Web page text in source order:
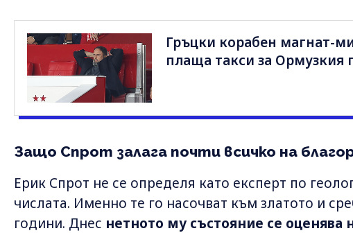
Гръцки корабен магнат-
плаща такси за Ормузкия
Защо Спрот залага почти всичко на
Ерик Спрот не се определя като експерт по
числата. Именно те го насочват към златото и
години. Днес нетното му състояние се оценява